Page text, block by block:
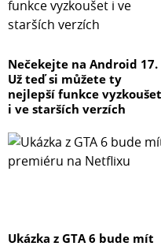
Nečekejte na Android 17.
Už teď si můžete ty
nejlepší funkce vyzkoušet
i ve starších verzích
Ukázka z GTA 6 bude mít